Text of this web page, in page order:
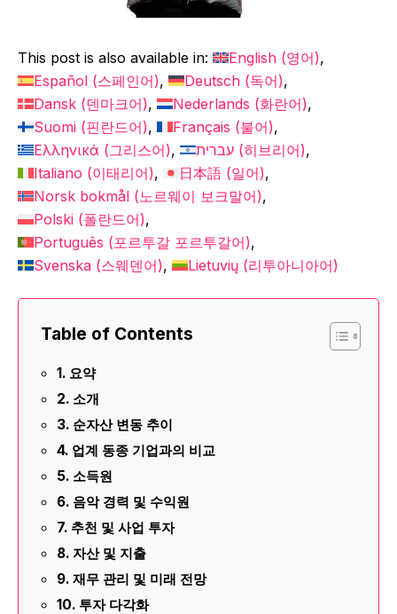
This post is also available in: English (영어)
Español (스페인어) Deutsch (독어)
Dansk (덴마크어) Nederlands (화란어)
Suomi (핀란드어) Français (불어)
Ελληνικά (그리스어) עברית (히브리어)
Italiano (이태리어) 日本語 (일어)
Norsk bokmål ( 노르웨이 보크말어)
Polski (폴란드어)
Português (포르투갈 포르투갈어)
Svenska (스웨덴어) Lietuvių (리투아니아어)
Table of Contents
요약
소개
순자산 변동 추이
업계 동종 기업과의 비교
소득원
음악 경력 및 수익원
추천 및 사업 투자
자산 및 지출
재무 관리 및 미래 전망
투자 다각화